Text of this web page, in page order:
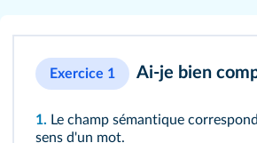
Exercice 1 Ai-je bien
1. Le champ sémantique
sens d'un mot.